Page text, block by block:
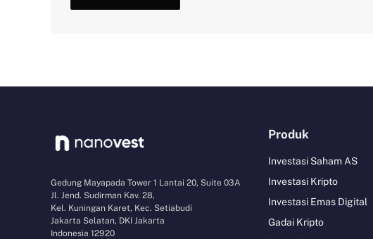
Gedung Mayapada Tower 1 Lantai 20, Suite 03A
Jl. Jend. Sudirman Kav. 28,
Kel. Kuningan Karet, Kec. Setiabudi
Jakarta Selatan, DKI Jakarta
Indonesia 12920
Produk
Investasi Saham AS
Investasi Kripto
Investasi Emas Digital
Gadai Kripto